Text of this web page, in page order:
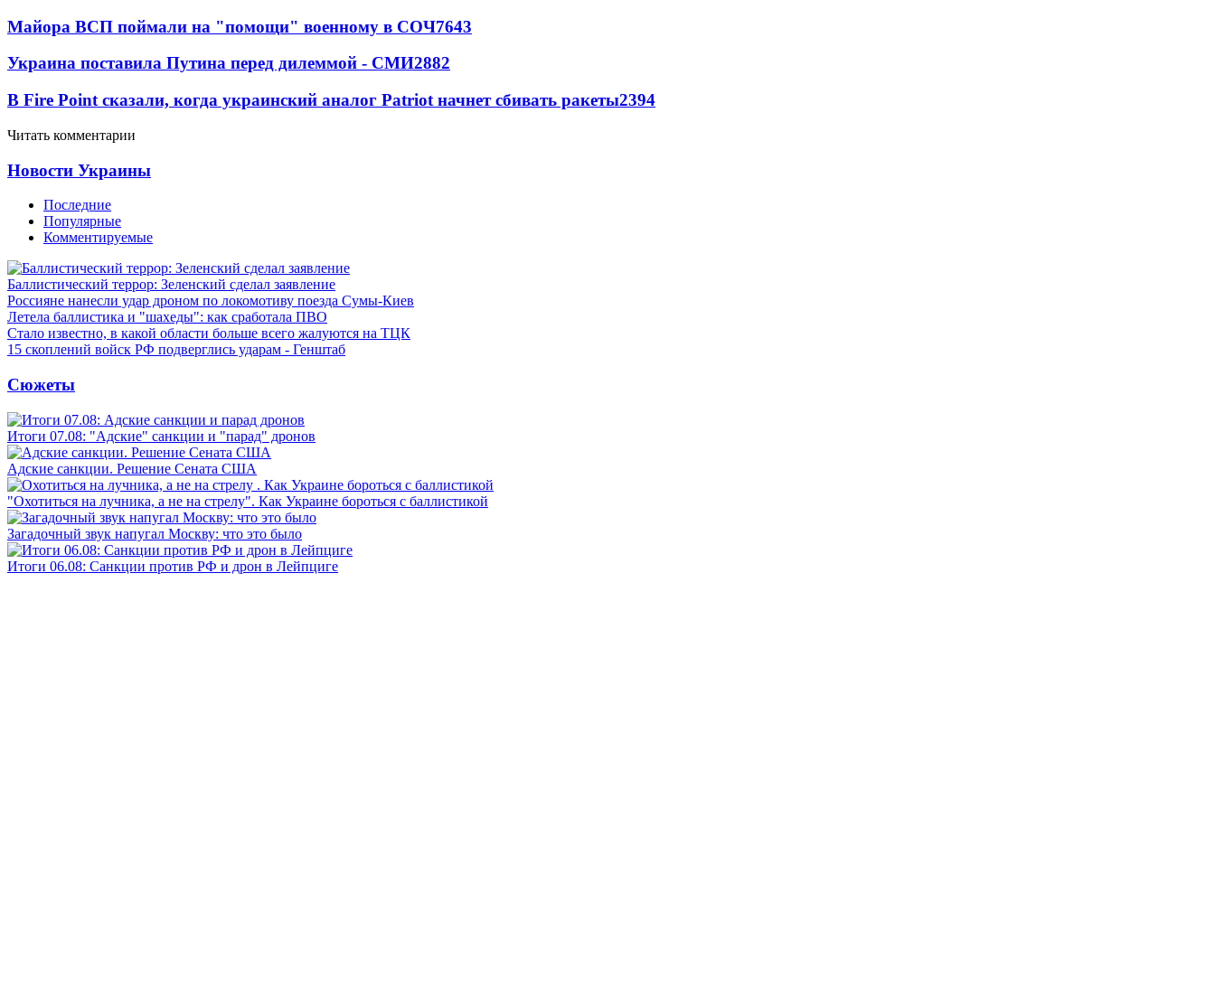
Майора ВСП поймали на "помощи" военному в СОЧ7643
Украина поставила Путина перед дилеммой - СМИ2882
В Fire Point сказали, когда украинский аналог Patriot начнет сбивать ракеты2394
Читать комментарии
Новости Украины
Последние
Популярные
Комментируемые
Баллистический террор: Зеленский сделал заявление
Россияне нанесли удар дроном по локомотиву поезда Сумы-Киев
Летела баллистика и "шахеды": как сработала ПВО
Стало известно, в какой области больше всего жалуются на ТЦК
15 скоплений войск РФ подверглись ударам - Генштаб
Сюжеты
Итоги 07.08: "Адские" санкции и "парад" дронов
Адские санкции. Решение Сената США
"Охотиться на лучника, а не на стрелу". Как Украине бороться с баллистикой
Загадочный звук напугал Москву: что это было
Итоги 06.08: Санкции против РФ и дрон в Лейпциге